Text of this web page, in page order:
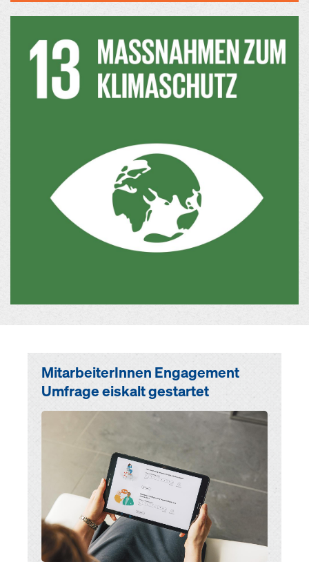
MitarbeiterInnen Engagement
Umfrage eiskalt gestartet
Open